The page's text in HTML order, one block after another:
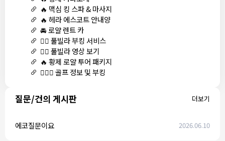
🔥 맥심 킹 스파 & 마사지
🔥 헤라 에스코트 안내양
🚘 로얄 렌트 카
🏊‍♀️ 풀빌라 부킹 서비스
🏊‍♀️ 풀빌라 영상 보기
🔥 황제 로얄 투어 패키지
🏌🏻‍♂️ 골프 정보 및 부킹
질문/건의 게시판 더보기
에코질문이요 2026.06.10